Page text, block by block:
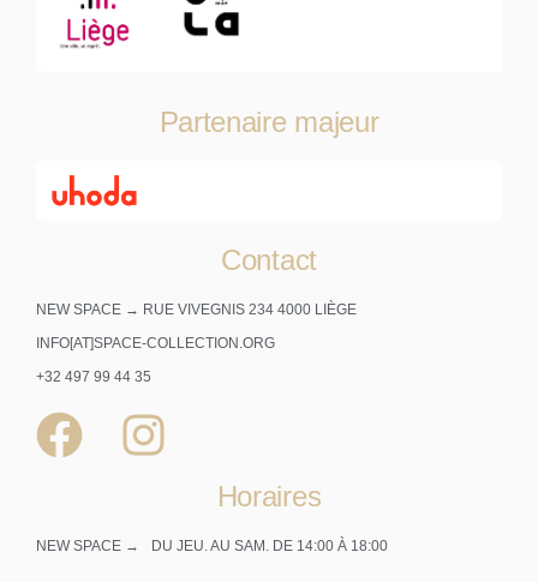
Partenaire majeur
Contact
NEW SPACE → RUE VIVEGNIS 234 4000 LIÈGE
INFO[AT]SPACE-COLLECTION.ORG
+32 497 99 44 35
Horaires
NEW SPACE → DU JEU. AU SAM. DE 14:00 À 18:00